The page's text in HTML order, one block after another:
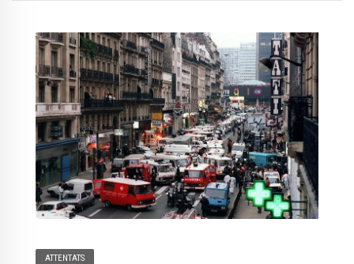
ATTENTATS